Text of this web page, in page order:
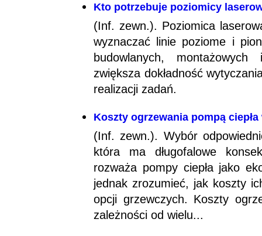
Kto potrzebuje poziomicy
(Inf. zewn.). Poziomica
wyznaczać linie poziome i
budowlanych,
zwiększa dokładność
realizacji zadań.
Koszty ogrzewania pompą
(Inf. zewn.). Wybór
która ma długofalowe
rozważa pompy ciepła jako
jednak zrozumieć, jak koszty
opcji grzewczych. Koszty
zależności od wielu...